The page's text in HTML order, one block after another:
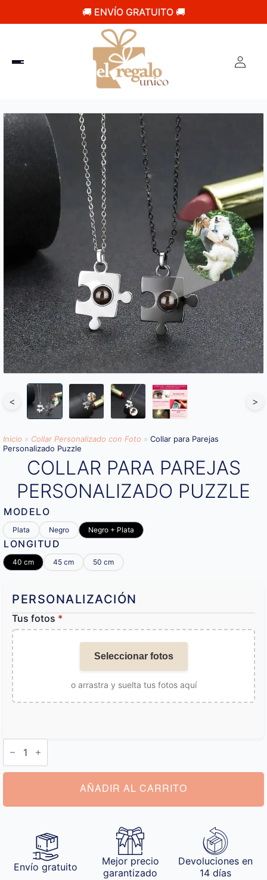
🚚 ENVÍO GRATUITO 🚚
< >
Inicio » Collar Personalizado con Foto » Collar para Parejas
Personalizado Puzzle
COLLAR PARA PAREJAS
PERSONALIZADO PUZZLE
MODELO
Plata Negro Negro + Plata
LONGITUD
40 cm 45 cm 50 cm
PERSONALIZACIÓN
Tus fotos *
Seleccionar fotos
o arrastra y suelta tus fotos aquí
Collar
para
Parejas
Personalizado
AÑADIR AL CARRITO
Envío gratuito
Mejor precio
garantizado
Devoluciones en
14 días